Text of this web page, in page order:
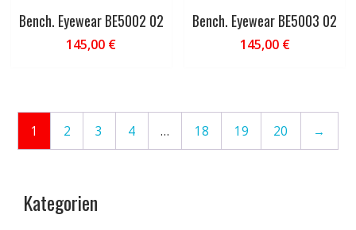
Bench. Eyewear BE5002 02
145,00 €
Bench. Eyewear BE5003 02
145,00 €
1 2 3 4 … 18 19 20 →
Kategorien